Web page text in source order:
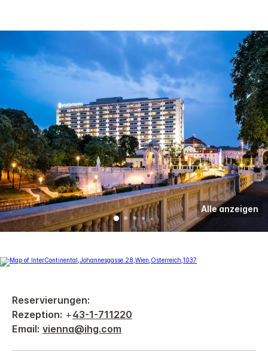
Alle anzeigen
Reservierungen:
Rezeption: +43-1-711220
Email: vienna@ihg.com